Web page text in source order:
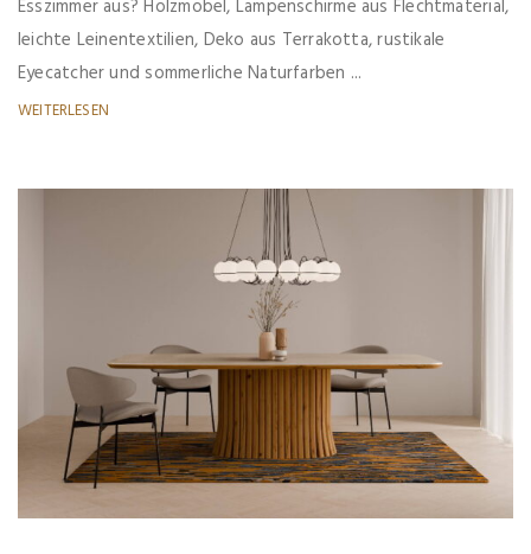
Esszimmer aus? Holzmöbel, Lampenschirme aus Flechtmaterial,
leichte Leinentextilien, Deko aus Terrakotta, rustikale
Eyecatcher und sommerliche Naturfarben ...
WEITERLESEN